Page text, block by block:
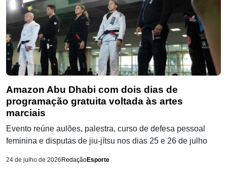
Amazon Abu Dhabi com dois dias de
programação gratuita voltada às artes
marciais
Evento reúne aulões, palestra, curso de defesa pessoal
feminina e disputas de jiu-jítsu nos dias 25 e 26 de julho
24 de julho de 2026 RedaçãoEsporte